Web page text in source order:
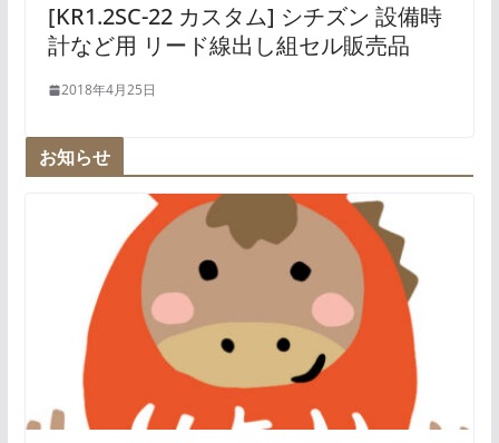
[KR1.2SC-22 カスタム] シチズン 設備時
計など用 リード線出し組セル販売品
2018年4月25日
お知らせ